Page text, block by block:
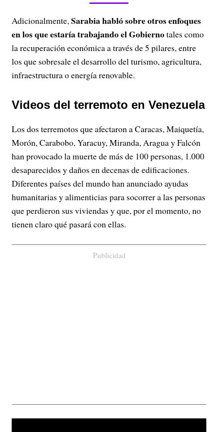
Adicionalmente,Sarabia habló sobre otros enfoques
en los que estaría trabajando el Gobiernotales como
la recuperación económica a través de 5 pilares, entre
los que sobresale el desarrollo del turismo, agricultura,
infraestructura o energía renovable.
Videos del terremoto en Venezuela
Los dos terremotos que afectaron a Caracas, Maiquetía,
Morón, Carabobo, Yaracuy, Miranda, Aragua y Falcón
han provocado la muerte de más de 100 personas, 1.000
desaparecidos y daños en decenas de edificaciones.
Diferentes países del mundo han anunciado ayudas
humanitarias y alimenticias para socorrer a las personas
que perdieron sus viviendas y que, por el momento, no
tienen claro qué pasará con ellas.
Publicidad